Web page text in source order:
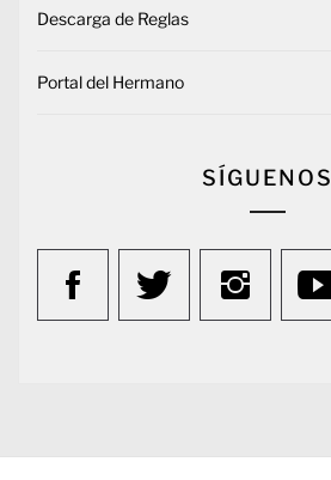
Descarga de Reglas
Portal del Hermano
SÍGUENOS